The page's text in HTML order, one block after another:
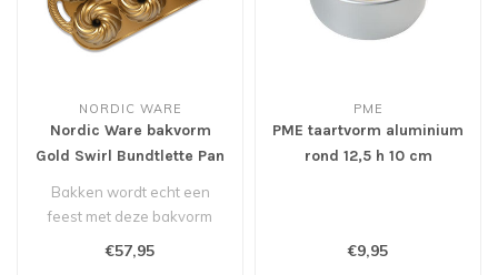
NORDIC WARE
Nordic Ware bakvorm
Gold Swirl Bundtlette Pan
Bakken wordt echt een
feest met deze bakvorm
van Nordic Ware. De
€57,95
PME
PME taartvorm aluminium
rond 12,5 h 10 cm
€9,95